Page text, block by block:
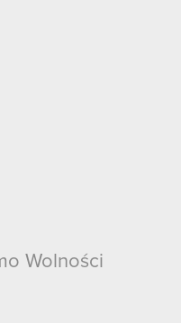
Wolności